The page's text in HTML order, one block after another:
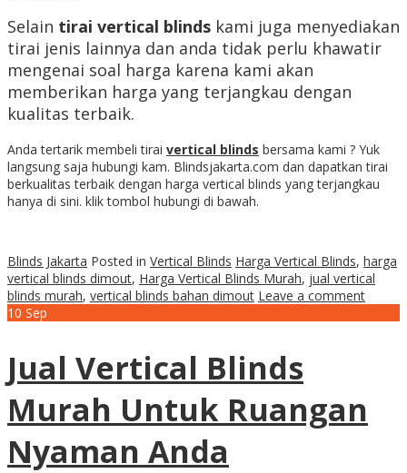
Selain tirai vertical blinds kami juga menyediakan
tirai jenis lainnya dan anda tidak perlu khawatir
mengenai soal harga karena kami akan
memberikan harga yang terjangkau dengan
kualitas terbaik.
Anda tertarik membeli tirai vertical blinds bersama kami ? Yuk
langsung saja hubungi kam. Blindsjakarta.com dan dapatkan tirai
berkualitas terbaik dengan harga vertical blinds yang terjangkau
hanya di sini. klik tombol hubungi di bawah.
Blinds Jakarta Posted in Vertical Blinds Harga Vertical Blinds, harga
vertical blinds dimout, Harga Vertical Blinds Murah, jual vertical
blinds murah, vertical blinds bahan dimout Leave a comment
10 Sep
Jual Vertical Blinds
Murah Untuk Ruangan
Nyaman Anda